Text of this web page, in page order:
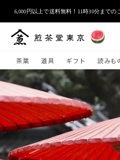
ンツに
進む
6,000円以上で送料無料！11時30分まで
茶葉 道具 ギフト 読みも